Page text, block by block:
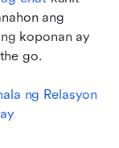
ang
koponan ay
go.
ng Relasyon